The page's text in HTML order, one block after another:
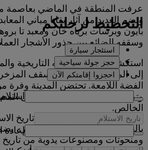
عرفت المنطقة في الماضي بعاصمة
وتضم العديد من آثار بقايا مباني
بايون وبرسات برياه خان ومعبد تا
وسقفه الضائع بين جذور الأشجار
استكشفوا روائع بنوم بنه التاريخية
إلى المعبد الفضي، مع الأسقف
الفضة اللامعة. تحتضن المدينة وفرة
وتماثيل بوذا، بما في ذلك التماثيل
الخالص.
بالقرب من أراضي القصر الملكي، يضم
ومنحوتات ومصنوعات يدوية من تاريخ
التخطيط لرحلتكم
استئجار سيارة
حجز جولة سياحية
احجزوا إقامتكم الآن
تاريخ
إعادة